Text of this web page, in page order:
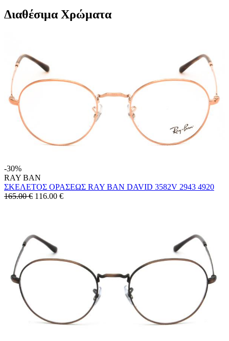
Διαθέσιμα Χρώματα
-30%
RAY BAN
ΣΚΕΛΕΤΟΣ ΟΡΑΣΕΩΣ RAY BAN DAVID 3582V 2943 4920
165.00 € 116.00 €